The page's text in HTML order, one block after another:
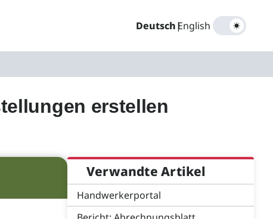
Deutsch|
English
erstellen
Verwandte Artikel
Handwerkerportal